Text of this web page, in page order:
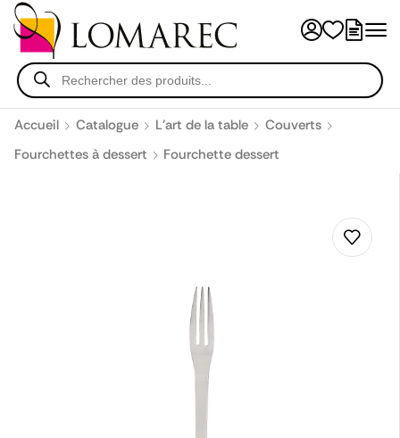
Accueil Catalogue L'art de la table
Couverts
Fourchettes à dessert
Fourchette dessert